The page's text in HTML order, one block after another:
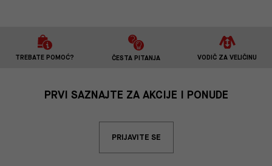
TREBATE POMOĆ? ČESTA PITANJA VODIČ ZA VELIČINU
PRVI SAZNAJTE ZA AKCIJE I PONUDE
PRIJAVITE SE